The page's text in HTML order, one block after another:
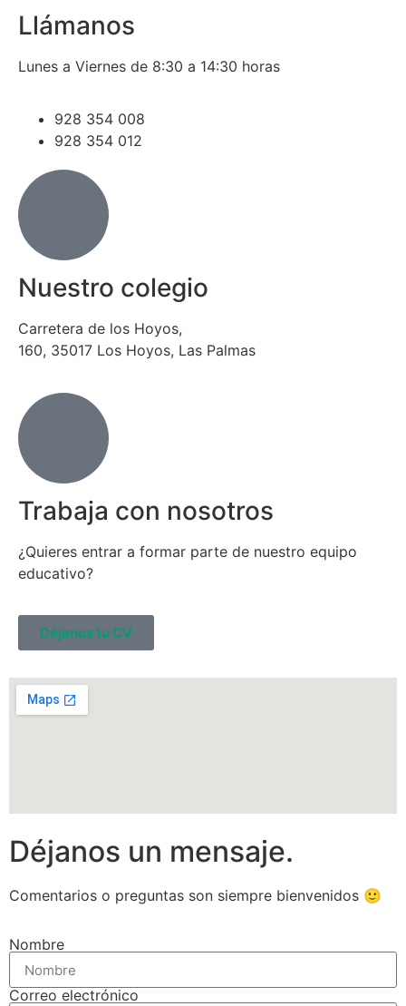
Llámanos
Lunes a Viernes de 8:30 a 14:30 horas
928 354 008
928 354 012
Nuestro colegio
Carretera de los Hoyos,
160, 35017 Los Hoyos, Las Palmas
Trabaja con nosotros
¿Quieres entrar a formar parte de nuestro equipo
educativo?
Déjanos tu CV
Déjanos un mensaje.
Comentarios o preguntas son siempre bienvenidos 🙂
Nombre
Correo electrónico